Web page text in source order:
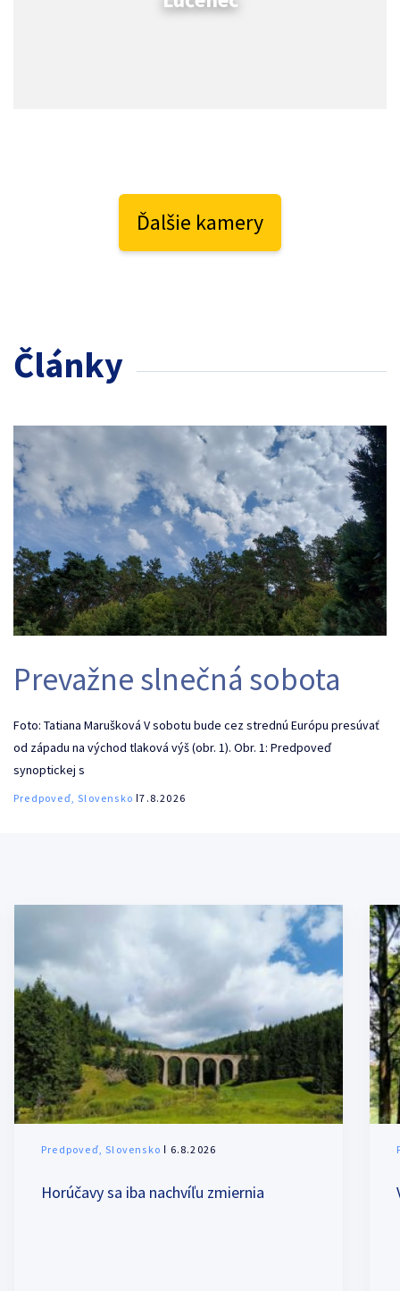
Ďalšie kamery
Články
Prevažne slnečná sobota
Foto: Tatiana Marušková V sobotu bude cez strednú Európu presúvať
od západu na východ tlaková výš (obr. 1). Obr. 1: Predpoveď
synoptickej s
Predpoveď, Slovensko ǀ7.8.2026
Predpoveď, Slovensko ǀ 6.8.2026
Horúčavy sa iba nachvíľu zmiernia